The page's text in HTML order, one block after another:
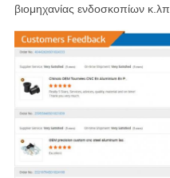
βιομηχανίας ενδοσκοπίων κ.λπ.